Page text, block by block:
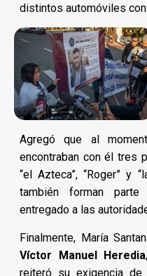
distintos automóviles
Agregó que al
encontraban con él tres
“el Azteca”, “Roger” y
también forman
entregado a las
Finalmente, María
Víctor Manuel Heredia
reiteró su exigencia